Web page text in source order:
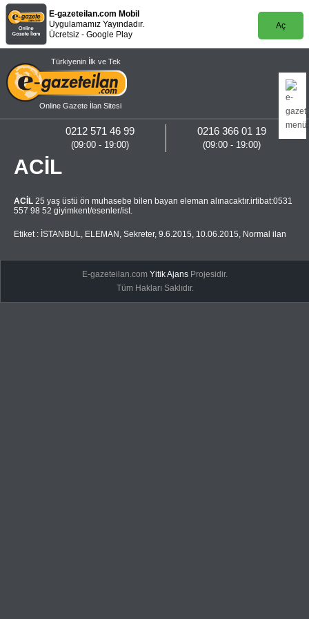
E-gazeteilan.com Mobil
Uygulamamız Yayındadır.
Ücretsiz - Google Play
Aç
Türkiyenin İlk ve Tek
Online Gazete İlan Sitesi
0216 366 01 19
(09:00 - 19:00)
0212 571 46 99
(09:00 - 19:00)
ACİL
ACİL 25 yaş üstü ön muhasebe bilen bayan eleman alınacaktır.irtibat:0531
557 98 52 giyimkent/esenler/ist.
Etiket : İSTANBUL, ELEMAN , Sekreter, 9.6.2015, 10.06.2015, Normal ilan
E-gazeteilan.comYitik Ajans Projesidir.
Tüm Hakları Saklıdır.